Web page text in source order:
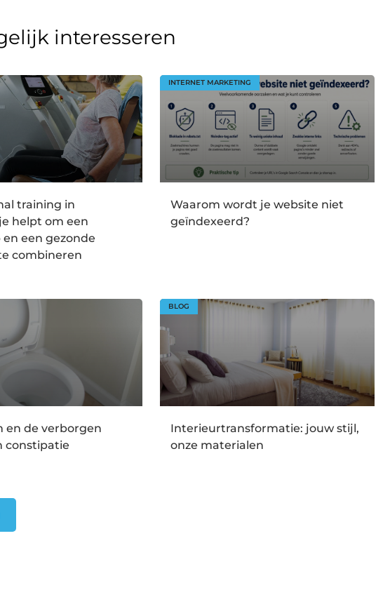
interesseren
training in
helpt om een
een gezonde
combineren
INTERNET MARKETING
Waarom wordt je website niet
geïndexeerd?
en de verborgen
constipatie
BLOG
Interieurtransformatie: jouw stijl,
onze materialen